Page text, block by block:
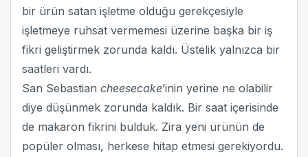
bir ürün satan işletme olduğu gerekçesiyle
işletmeye ruhsat vermemesi üzerine başka bir iş
fikri geliştirmek zorunda kaldı. Üstelik yalnızca bir
saatleri vardı.
San Sebastian cheesecake’inin yerine ne olabilir
diye düşünmek zorunda kaldık. Bir saat içerisinde
de makaron fikrini bulduk. Zira yeni ürünün de
popüler olması, herkese hitap etmesi gerekiyordu.